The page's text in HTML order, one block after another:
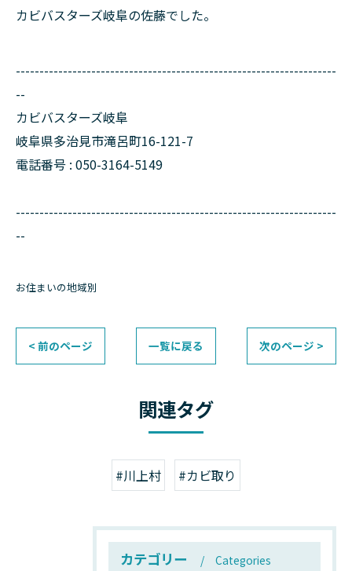
カビバスターズ岐阜の佐藤でした。
--------------------------------------------------------------------
--
カビバスターズ岐阜
岐阜県多治見市滝呂町16-121-7
電話番号 : 050-3164-5149
--------------------------------------------------------------------
--
お住まいの地域別
< 前のページ 一覧に戻る 次のページ >
関連タグ
#川上村 #カビ取り
カテゴリー Categories